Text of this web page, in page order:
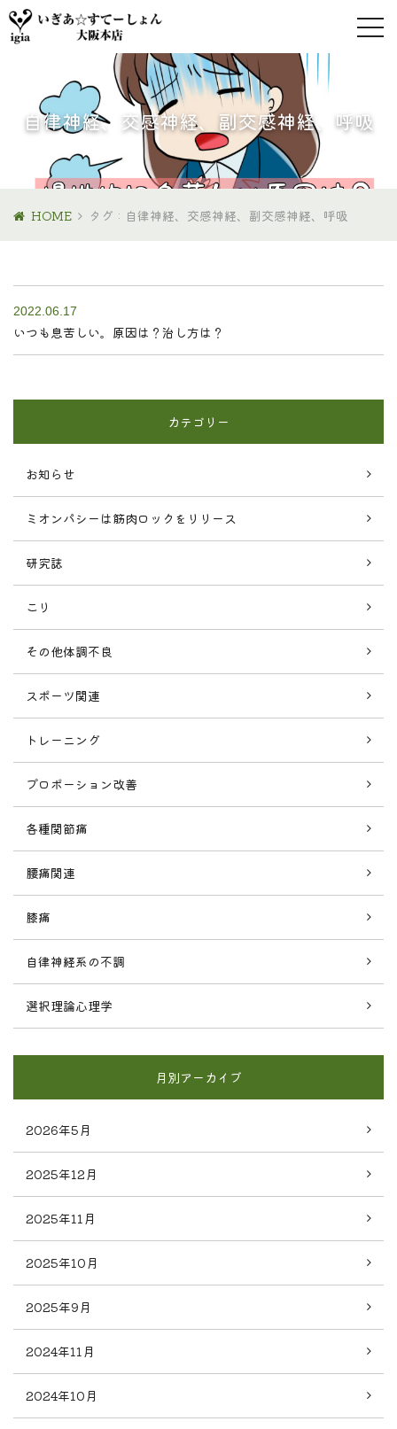
自律神経、交感神経、副交感神経、呼吸
HOME タグ : 自律神経、交感神経、副交感神経、呼吸
2022.06.17
いつも息苦しい。原因は？治し方は？
カテゴリー
お知らせ
ミオンパシーは筋肉ロックをリリース
研究誌
こり
その他体調不良
スポーツ関連
トレーニング
プロポーション改善
各種関節痛
腰痛関連
膝痛
自律神経系の不調
選択理論心理学
月別アーカイブ
2026年5月
2025年12月
2025年11月
2025年10月
2025年9月
2024年11月
2024年10月